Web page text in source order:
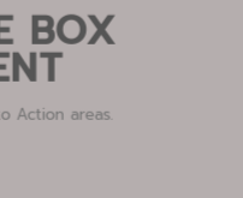
BOX
Action areas.